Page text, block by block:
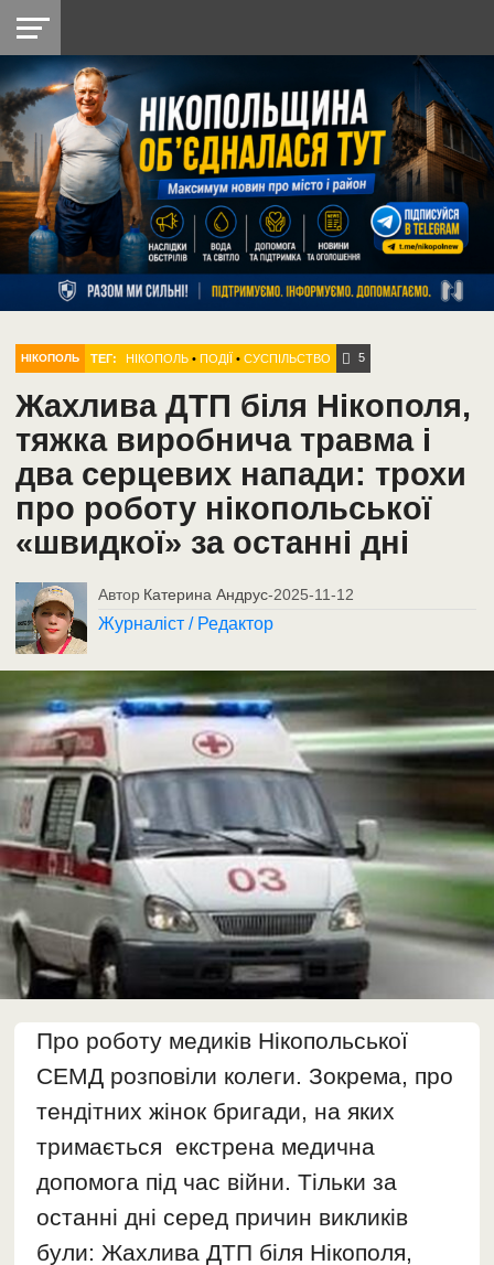
НІКОПОЛЬ
РАЙОН
СІЧЕСЛАВСЬКА
УКРАЇНА
РЕТРО
НІКОПОЛЬ
ЛАЙТ
УКРАЇНА
ДОПОМОГА
РАДІО
НІКОПОЛЬ ТЕГ: НІКОПОЛЬ •ПОДІЇ •СУСПІЛЬСТВО 5
Жахлива ДТП біля Нікополя,
тяжка виробнича травма і
два серцевих напади: трохи
про роботу нікопольської
«швидкої» за останні дні
Автор Катерина Андрус-2025-11-12
Журналіст / Редактор
Про роботу медиків Нікопольської
СЕМД розповіли колеги. Зокрема, про
тендітних жінок бригади, на яких
тримається екстрена медична
допомога під час війни. Тільки за
останні дні серед причин викликів
були: Жахлива ДТП біля Нікополя,